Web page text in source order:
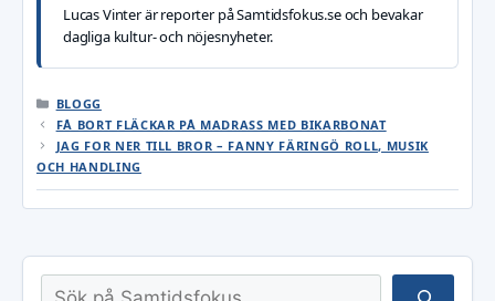
Lucas Vinter är reporter på Samtidsfokus.se och bevakar
dagliga kultur- och nöjesnyheter.
KATEGORIER
BLOGG
FÅ BORT FLÄCKAR PÅ MADRASS MED BIKARBONAT
JAG FOR NER TILL BROR – FANNY FÄRINGÖ ROLL, MUSIK
OCH HANDLING
Sök